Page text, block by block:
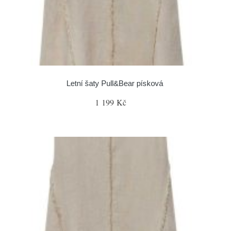
Letní šaty Pull&Bear písková
1 199 Kč